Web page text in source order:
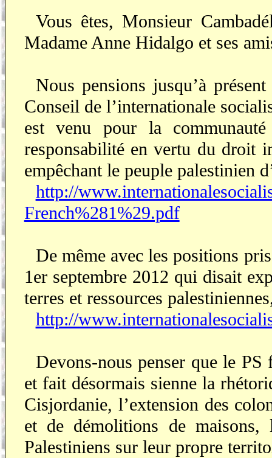
Vous êtes, Monsieur
Madame Anne Hidalgo et ses
Nous pensions jusqu’à
Conseil de l’internationale
est venu pour la
responsabilité en vertu du droit
empêchant le peuple palestinien
http://
French%281%29.pdf
De même avec les positions
1er septembre 2012 qui disait
terres et ressources
http://
Devons-nous penser que le
et fait désormais sienne la
Cisjordanie, l’extension des
et de démolitions de
Palestiniens sur leur propre